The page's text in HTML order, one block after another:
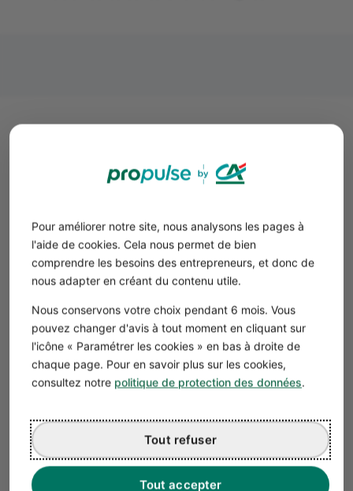
Pour améliorer notre site, nous analysons les pages à
l'aide de cookies. Cela nous permet de bien
comprendre les besoins des entrepreneurs, et donc de
nous adapter en créant du contenu utile.
Nous conservons votre choix pendant 6 mois. Vous
pouvez changer d'avis à tout moment en cliquant sur
l'icône « Paramétrer les cookies » en bas à droite de
chaque page. Pour en savoir plus sur les cookies,
consultez notre politique de protection des données.
Tout accepter
Tout refuser
stock pour illustrer mon business
libres de droit. C'est donc l'idéal pour réaliser unbusiness
plan gratuit. Voici nos préférées :👇
➡️Pixabay
Une bonne plateforme d'images totalement gratuite. La
librement sans demander l’autorisation à l’auteur.
Pexels
Construite sur le même principe que Pixabay, avec des
photos gratuite et libre d’utilisation de très bonne
qualité. Vous pouvez d’ailleurs choisir la qualité de
🎁 Bonus :
Ce n'est pas une banque d'image mais la
plateforme de
référencepour personnaliser votre design. Grâce à la
version payante, vous pourrez choisir de magnifiques